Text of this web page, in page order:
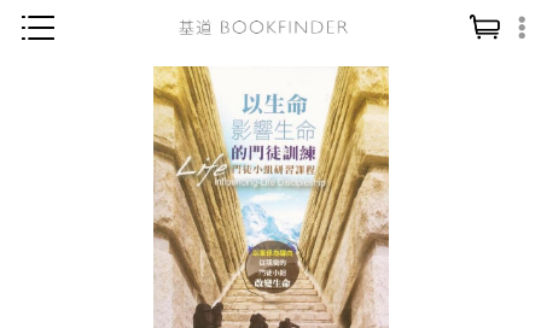
神學／教義
讀經／研經
信仰入門
教會歷史
靈修／禱告